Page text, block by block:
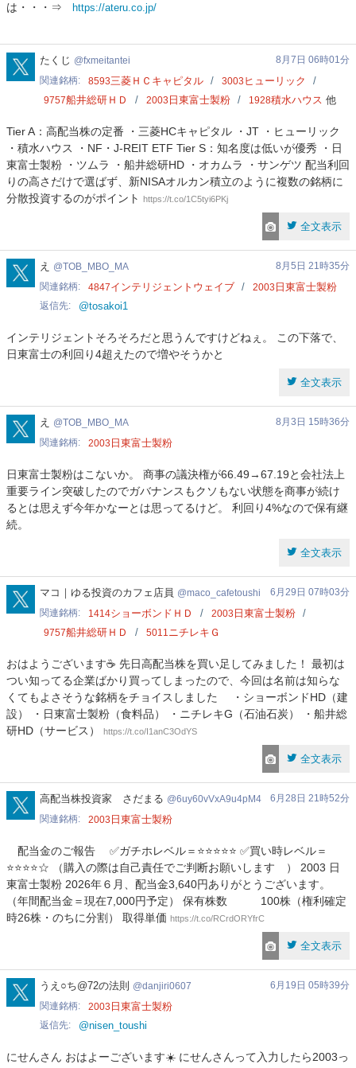
顧
は・・・⇒
https://ateru.co.jp/
fxmeitantei
たくじ fxmeitantei
8月7日 06時01分
関連銘柄
8593三菱ＨＣキャピタル 3003 ヒューリック
9757船井総研ＨＤ 2003 日東富士製粉 1928積水ハウス 他
Tier A：高配当株の定番 ・三菱HCキャピタル ・JT ・ヒューリック
・積水ハウス ・NF・J-REIT ETF Tier S：知名度は低いが優秀 ・日
東富士製粉 ・ツムラ ・船井総研HD ・オカムラ ・サンゲツ 配当利回
りの高さだけで選ばず、新NISAオルカン積立のように複数の銘柄に
分散投資するのがポイント https://t.co/1C5tyi6PKj
全文表示
TOB_MBO_MA
え TOB_MBO_MA
8月5日 21時35分
関連銘柄
4847インテリジェントウェイブ 2003 日東富士製粉
返信先 @tosakoi1
インテリジェントそろそろだと思うんですけどねぇ。 この下落で、
日東富士の利回り4超えたので増やそうかと
全文表示
TOB_MBO_MA
え TOB_MBO_MA
8月3日 15時36分
関連銘柄
2003 日東富士製粉
日東富士製粉はこないか。 商事の議決権が66.49→67.19と会社法上
重要ライン突破したのでガバナンスもクソもない状態を商事が続け
るとは思えず今年かなーとは思ってるけど。 利回り4%なので保有継
続。
全文表示
maco_cafetoushi
マコ｜ゆる投資のカフェ店員 maco_cafetoushi
6月29日 07時03分
関連銘柄
1414ショーボンドＨＤ 2003 日東富士製粉
9757船井総研ＨＤ 5011ニチレキＧ
おはようございます☕️ 先日高配当株を買い足してみました！ 最初は
つい知ってる企業ばかり買ってしまったので、今回は名前は知らな
くてもよさそうな銘柄をチョイスしました ・ショーボンドHD（建
設） ・日東富士製粉（食料品） ・ニチレキG（石油石炭） ・船井総
研HD（サービス）
https://t.co/I1anC3OdYS
全文表示
6uy60vVxA9u4pM4
高配当株投資家 さだまる 6uy60vVxA9u4pM4
6月28日 21時52分
関連銘柄
2003 日東富士製粉
配当金のご報告 ✅ガチホレベル＝⭐️⭐️⭐️⭐️⭐️ ✅買い時レベル＝
⭐️⭐️⭐️⭐️☆ （購入の際は自己責任でご判断お願いします ） 2003 日
東富士製粉 2026年６月、配当金3,640円ありがとうございます。
（年間配当金＝現在7,000円予定） 保有株数 100株（権利確定
時26株・のちに分割） 取得単価 https://t.co/RCrdORYfrC
全文表示
danjiri0607
うえ○ち@72の法則 danjiri0607
6月19日 05時39分
関連銘柄
2003 日東富士製粉
返信先 @nisen_toushi
にせんさん おはよーございます☀️ にせんさんって入力したら2003っ